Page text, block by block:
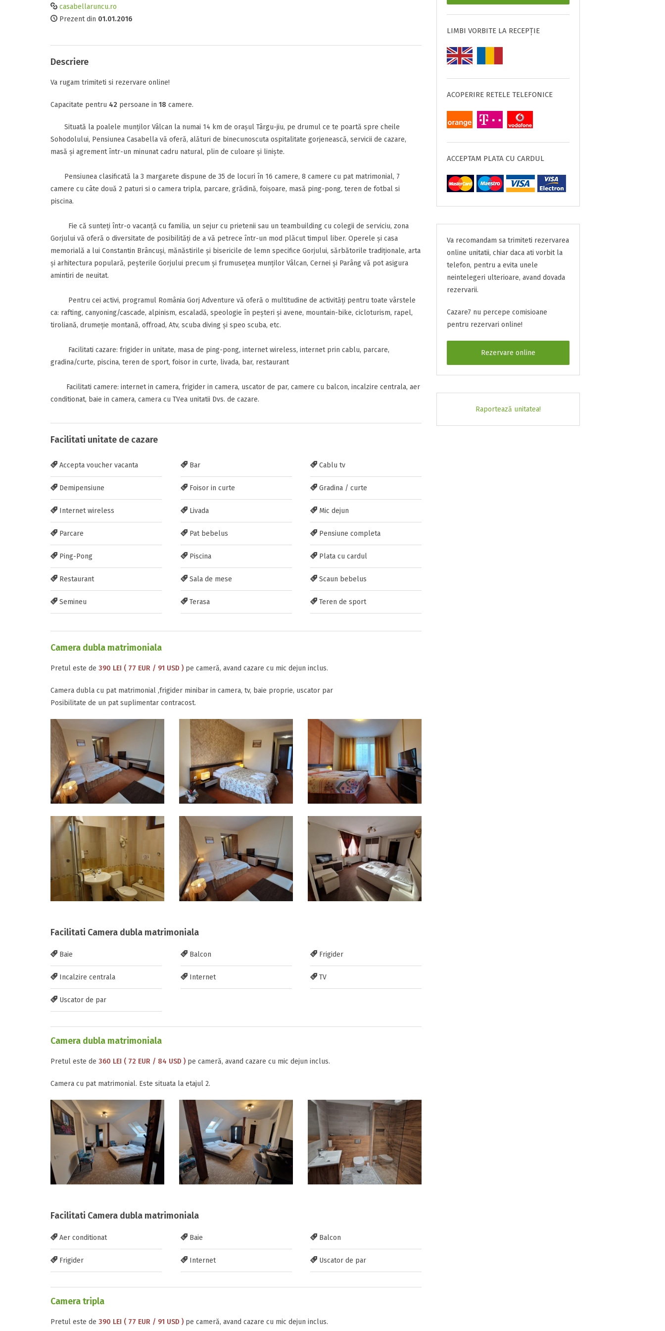
casabellaruncu.ro
Prezent din 01.01.2016
Descriere
Va rugam trimiteti si rezervare online!
Capacitate pentru 42 persoane in 18 camere.
Situată la poalele munţilor Vâlcan la numai 14 km de oraşul Târgu-jiu, pe drumul ce te poartă spre cheile
Sohodolului, Pensiunea Casabella vă oferă, alături de binecunoscuta ospitalitate gorjenească, servicii de cazare,
masă şi agrement într-un minunat cadru natural, plin de culoare şi linişte.
Pensiunea clasificată la 3 margarete dispune de 35 de locuri în 16 camere, 8 camere cu pat matrimonial, 7
camere cu câte două 2 paturi si o camera tripla, parcare, grădină, foişoare, masă ping-pong, teren de fotbal si
piscina.
Fie că sunteţi într-o vacanţă cu familia, un sejur cu prietenii sau un teambuilding cu colegii de serviciu, zona
Gorjului vă oferă o diversitate de posibilităţi de a vă petrece într-un mod plăcut timpul liber. Operele şi casa
memorială a lui Constantin Brâncuşi, mănăstirile şi bisericile de lemn specifice Gorjului, sărbătorile tradiţionale, arta
şi arhitectura populară, peşterile Gorjului precum şi frumuseţea munţilor Vâlcan, Cernei şi Parâng vă pot asigura
amintiri de neuitat.
Pentru cei activi, programul România Gorj Adventure vă oferă o multitudine de activităţi pentru toate vârstele
ca: rafting, canyoning/cascade, alpinism, escaladă, speologie în peşteri şi avene, mountain-bike, cicloturism, rapel,
tiroliană, drumeţie montană, offroad, Atv, scuba diving şi speo scuba, etc.
Facilitati cazare: frigider in unitate, masa de ping-pong, internet wireless, internet prin cablu, parcare,
gradina/curte, piscina, teren de sport, foisor in curte, livada, bar, restaurant
Facilitati camere: internet in camera, frigider in camera, uscator de par, camere cu balcon, incalzire centrala, aer
conditionat, baie in camera, camera cu TVea unitatii Dvs. de cazare.
Facilitati unitate de cazare
Accepta voucher vacanta Bar Cablu tv
Demipensiune Foisor in curte Gradina / curte
Internet wireless Livada Mic dejun
Parcare Pat bebelus Pensiune completa
Ping-Pong Piscina Plata cu cardul
Restaurant Sala de mese Scaun bebelus
Semineu Terasa Teren de sport
Camera dubla matrimoniala
Pretul este de 390 LEI ( 77 EUR / 91 USD ) pe cameră, avand cazare cu mic dejun inclus.
Camera dubla cu pat matrimonial ,frigider minibar in camera, tv, baie proprie, uscator par
Posibilitate de un pat suplimentar contracost.
Facilitati Camera dubla matrimoniala
Baie Balcon Frigider
Incalzire centrala Internet TV
Uscator de par
Camera dubla matrimoniala
Pretul este de 360 LEI ( 72 EUR / 84 USD ) pe cameră, avand cazare cu mic dejun inclus.
Camera cu pat matrimonial. Este situata la etajul 2.
Facilitati Camera dubla matrimoniala
Aer conditionat Baie Balcon
Frigider Internet Uscator de par
Camera tripla
Pretul este de 390 LEI ( 77 EUR / 91 USD ) pe cameră, avand cazare cu mic dejun inclus.
Facilitati
Termeni si conditii
Adauga recenzia
Alte detalii
Mesajul D-voasta
https://www.facebook.com/groups/cazareromaniaghidonline
LIMBI VORBITE LA RECEPȚIE
ACOPERIRE RETELE TELEFONICE
ACCEPTAM PLATA CU CARDUL
Va recomandam sa trimiteti rezervarea
online unitatii, chiar daca ati vorbit la
telefon, pentru a evita unele
neintelegeri ulterioare, avand dovada
rezervarii.
Cazare7 nu percepe comisioane
pentru rezervari online!
Rezervare online
Raportează unitatea!